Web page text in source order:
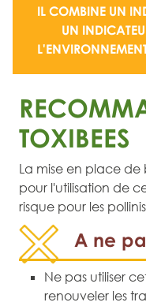
IL COMBINE UN
UN
TOXIBEES
La mise en place
pour l'utilisation de
risque pour les
A ne
Ne pas utiliser
renouveler les